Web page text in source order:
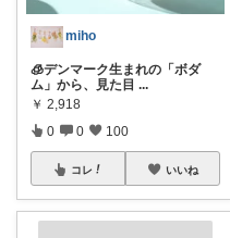
miho
🧊デンマーク生まれの「ボダ
ム」から、見た目 ...
￥ 2,918
0 0 100
コレ いいね